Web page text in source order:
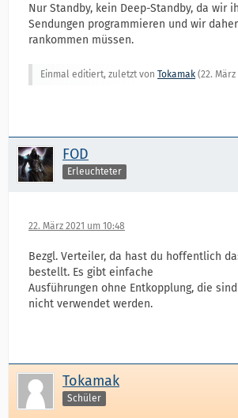
Nur Standby, kein Deep-Standby, da wir
Sendungen programmieren und wir
rankommen müssen.
Einmal editiert, zuletzt von Tokamak (22. März
FOD
Erleuchteter
22. März 2021 um 10:48
Bezgl. Verteiler, da hast du hoffentlich
bestellt. Es gibt einfache
Ausführungen ohne Entkopplung, die
nicht verwendet werden.
Tokamak
Schüler